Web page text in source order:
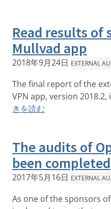
Read results of
Mullvad app
2018年9月24日 EXTERNAL
The final report of the
VPN app, version
きを読む
The audits of
been completed
2017年5月16日 EXTERNAL
As one of the sponsors